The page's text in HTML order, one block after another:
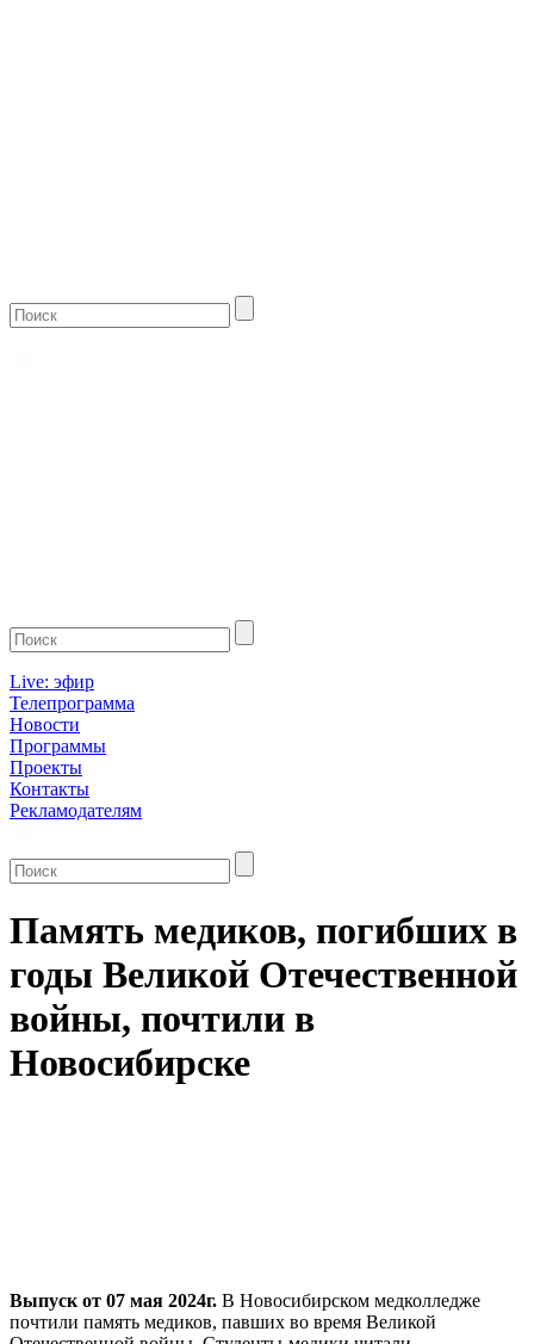
Live: эфир
Телепрограмма
Новости
Программы
Проекты
Контакты
Рекламодателям
Память медиков, погибших в
годы Великой Отечественной
войны, почтили в
Новосибирске
Выпуск от 07 мая 2024г. В Новосибирском медколледже
почтили память медиков, павших во время Великой